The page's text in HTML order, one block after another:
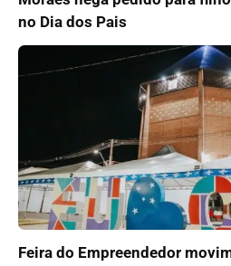
no Dia dos Pais
Feira do Empreendedor